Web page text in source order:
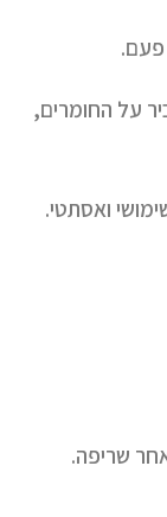
על החומרים,
ואסתטי.
שריפה.